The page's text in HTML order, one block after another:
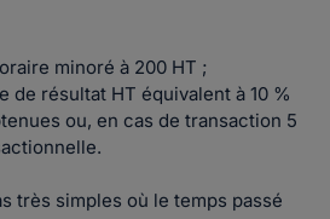
minoré à 200 HT ;
de résultat HT équivalent à 10 %
ou, en cas de transaction 5
très simples où le temps passé